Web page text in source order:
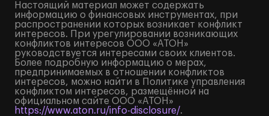
Настоящий материал может содержать
информацию о финансовых инструментах, при
распространении которых возникает конфликт
интересов. При урегулировании возникающих
конфликтов интересов ООО «АТОН»
руководствуется интересами своих клиентов.
Более подробную информацию о мерах,
предпринимаемых в отношении конфликтов
интересов, можно найти в Политике управления
конфликтом интересов, размещённой на
официальном сайте ООО «АТОН»
https://www.aton.ru/info-disclosure/.